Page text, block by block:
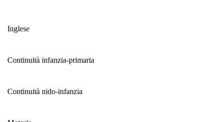
Inglese
Continuità infanzia-primaria
Continuità nido-infanzia